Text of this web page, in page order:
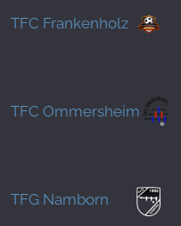
TFC Frankenholz
TFC Ommersheim
TFG Namborn